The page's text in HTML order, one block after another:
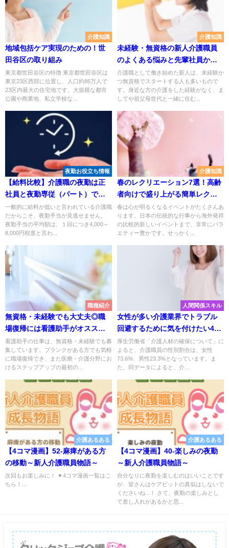
介護知識
地域包括ケア実現のための！世
田谷区の取り組み
東京都世田谷区の特徴 東京都世田谷区は
東京23区西部に位置し、人口約86万人で
23区内最大の住宅地です。大規模な都市
公園や商業地、私立学校な...
介護知識
未経験・無資格の新人介護職員
のよくある悩みと先輩社員から
のアドバイス
介護職として働き始めた新人は、未経験か
つ無資格でスタートする人も多いもので
す。身近な方の介護をした経験がなく、ま
してや祖父母世代と一緒に住む...
夜勤お役立ち情報
【給料比較】介護職の夜勤は正
社員と夜勤専従（パート）でど
ちらが高給料なの？
一般的に給料が低いと言われている介護職
だからこそ、夜勤手当が見逃せません。
夜勤手当の平均額は、１回につき4,000～
8,000円程度と言わ...
介護知識
春のレクリエーション7選！高齢
者向けで盛り上がる簡単レクを
紹介
春は心が明るくなるイベントがたくさんあ
ります。日本の伝統的な行事から海外発祥
の比較的新しいイベントまで、非常にバラ
エティー豊かです。せっかく...
職種紹介
無資格・未経験でも大丈夫◎職
場復帰には看護助手がオスス
メ！！
看護助手の仕事は、無資格・未経験でも募
集しています。ブランクがある方でも気軽
に職場復帰でき、また医療・介護分野にお
けるステップアップの最初の...
人間関係スキル
女性が多い介護業界でトラブル
回避するために気を付けたい4つ
のこと
厚生労働省「介護人材の確保について」に
よると、介護職員の性別割合は、女性
73.6%、男性23.3%となっています。ま
た、同データによると、介...
介護あるある
【4コマ漫画】52-麻痺がある方
の移動～新人介護職員物語～
次回もお楽しみに！ ▼4コマ漫画一覧はこ
ちら！...
介護あるある
【4コマ漫画】40-楽しみの夜勤
～新人介護職員物語～
自分なりに夜勤を楽しむのはいいことです
が、皆さんはケアビットの真似はしないで
くださいね...！ さて、夜勤の楽しみとし
て差し入れがあるかと思...